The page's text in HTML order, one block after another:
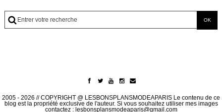
2005 - 2026 // COPYRIGHT @ LESBONSPLANSMODEAPARIS Le contenu de ce
blog est la propriété exclusive de l'auteur. Si vous souhaitez utiliser mes images
contactez : lesbonsplansmodeaparis@gmail.com